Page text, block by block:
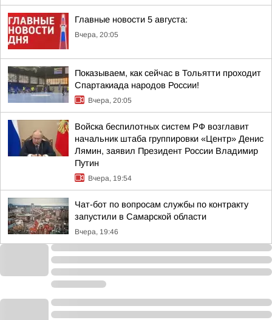
Главные новости 5 августа:
Вчера, 20:05
Показываем, как сейчас в Тольятти проходит
Спартакиада народов России!
Вчера, 20:05
Войска беспилотных систем РФ возглавит
начальник штаба группировки «Центр» Денис
Лямин, заявил Президент России Владимир
Путин
Вчера, 19:54
Чат-бот по вопросам службы по контракту
запустили в Самарской области
Вчера, 19:46